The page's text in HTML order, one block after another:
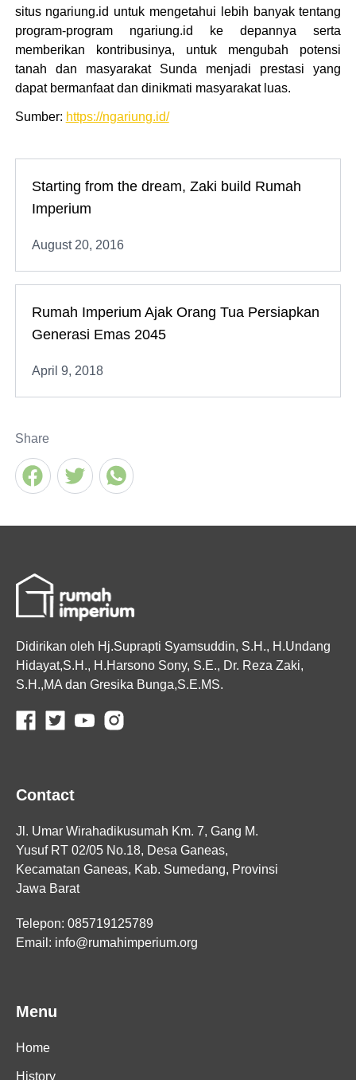
Share
situs ngariung.id untuk mengetahui lebih banyak tentang
program-program ngariung.id ke depannya serta
memberikan kontribusinya, untuk mengubah potensi
tanah dan masyarakat Sunda menjadi prestasi yang
dapat bermanfaat dan dinikmati masyarakat luas.
Sumber: https://ngariung.id/
Starting from the dream, Zaki build Rumah
Imperium
August 20, 2016
Rumah Imperium Ajak Orang Tua Persiapkan
Generasi Emas 2045
April 9, 2018
Didirikan oleh Hj.Suprapti Syamsuddin, S.H., H.Undang
Hidayat,S.H., H.Harsono Sony, S.E., Dr. Reza Zaki,
S.H.,MA dan Gresika Bunga,S.E.MS.
Contact
Jl. Umar Wirahadikusumah Km. 7, Gang M.
Yusuf RT 02/05 No.18, Desa Ganeas,
Kecamatan Ganeas, Kab. Sumedang, Provinsi
Jawa Barat
Telepon: 085719125789
Email: info@rumahimperium.org
Menu
Home
History